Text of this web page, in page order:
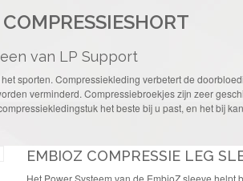
van LP Support
sporten. Compressiekleding verbetert de
verminderd. Compressiebroekjes zijn zeer
het beste bij u past, en het bij
EMBIOZ COMPRESSIE LEG
Het Power Systeem van de EmbioZ sleeve